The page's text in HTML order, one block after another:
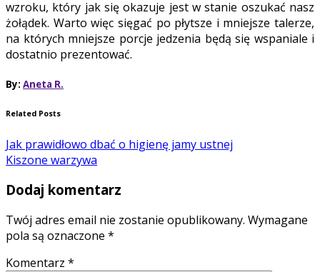
wzroku, który jak się okazuje jest w stanie oszukać nasz
żołądek. Warto więc sięgać po płytsze i mniejsze talerze,
na których mniejsze porcje jedzenia będą się wspaniale i
dostatnio prezentować.
By: Aneta R.
Related Posts
Jak prawidłowo dbać o higienę jamy ustnej
Kiszone warzywa
Dodaj komentarz
Twój adres email nie zostanie opublikowany. Wymagane
pola są oznaczone *
Komentarz *